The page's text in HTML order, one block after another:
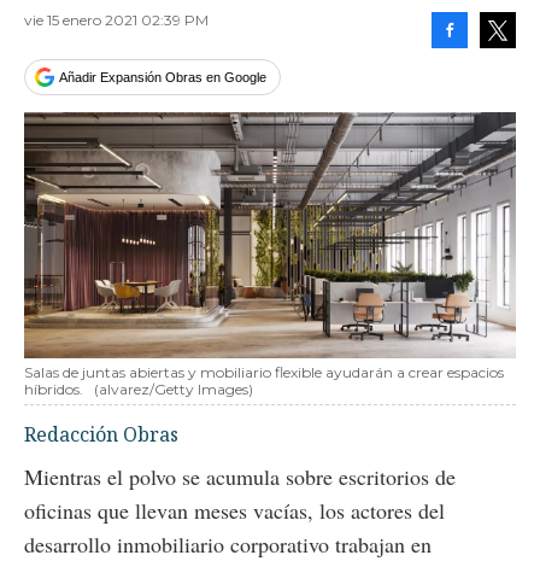
vie 15 enero 2021 02:39 PM
Añadir Expansión Obras en Google
Salas de juntas abiertas y mobiliario flexible ayudarán a crear espacios
híbridos.
(alvarez/Getty Images)
Redacción Obras
Mientras el polvo se acumula sobre escritorios de
oficinas que llevan meses vacías, los actores del
desarrollo inmobiliario corporativo trabajan en